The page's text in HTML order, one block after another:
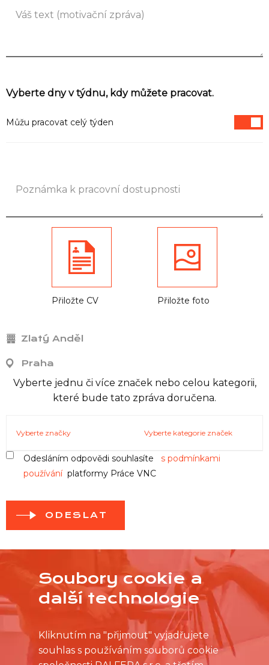
Seznam NC
Vyberte dny v týdnu, kdy můžete pracovat.
Můžu pracovat celý týden
Přiložte CV Přiložte foto
Zlatý Anděl
Praha
Vyberte jednu či více značek nebo celou kategorii,
které bude tato zpráva doručena.
Vyberte značky Vyberte kategorie značek
Odesláním odpovědi souhlasíte s podmínkami
používáníplatformy Práce VNC
ODESLAT
Soubory cookie a
další technologie
Kliknutím na "přijmout" vyjadřujete
souhlas s používáním souborů cookie